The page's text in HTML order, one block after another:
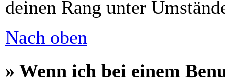
deinen Rang unter
Nach oben
» Wenn ich bei einem